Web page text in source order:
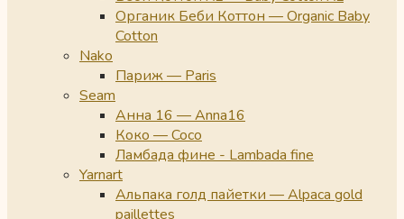
Органик Беби Коттон — Organic Baby
Cotton
Nako
Париж — Paris
Seam
Анна 16 — Anna16
Коко — Coco
Ламбада фине - Lambada fine
Yarnart
Альпака голд пайетки — Alpaca gold
paillettes